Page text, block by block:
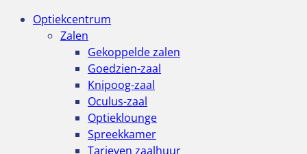
Optiekcentrum
Zalen
Gekoppelde zalen
Goedzien-zaal
Knipoog-zaal
Oculus-zaal
Optieklounge
Spreekkamer
Tarieven zaalhuur